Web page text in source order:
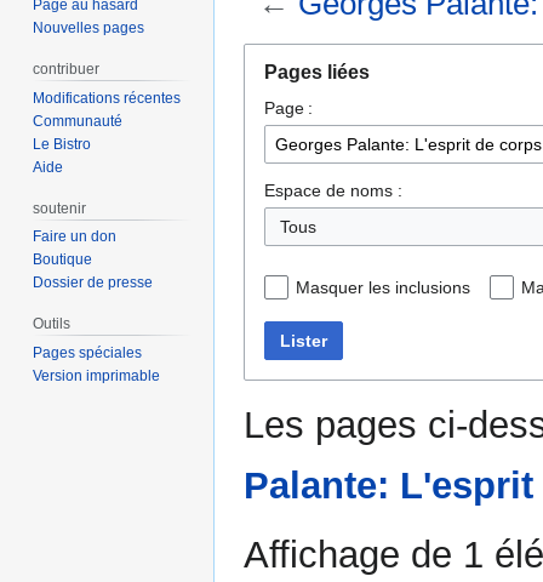
navigation
recherche
Pages liées
Page :
Espace de noms :
Tous
Masquer les inclusions
Lister
Les pages ci-
Palante:
Affichage de 1
Page au hasard
Nouvelles pages
contribuer
Modifications récentes
Communauté
Le Bistro
Aide
soutenir
Faire un don
Boutique
Dossier de presse
Outils
Pages spéciales
Version imprimable